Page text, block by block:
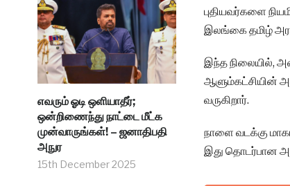
எவரும் ஓடி ஒளியாதீர்;
ஒன்றிணைந்து நாட்டை மீட்க
முன்வாருங்கள்! – ஜனாதிபதி
அநுர
15th December 2025
புதியவர்களை
இலங்கை தமிழ்
இந்த நிலையில்,
ஆளும்கட்சியின்
வருகிறார்.
நாளை வடக்கு
இது தொடர்பான